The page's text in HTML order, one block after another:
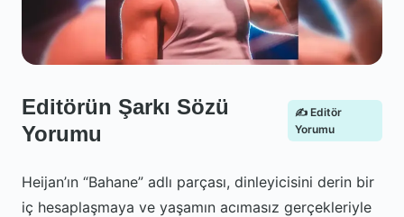
Editörün Şarkı Sözü
Yorumu
✍️ Editör
Yorumu
Heijan’ın “Bahane” adlı parçası, dinleyicisini derin bir
iç hesaplaşmaya ve yaşamın acımasız gerçekleriyle